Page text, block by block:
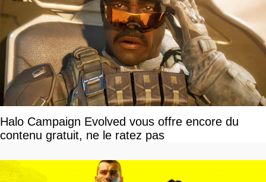
Halo Campaign Evolved vous offre encore du
contenu gratuit, ne le ratez pas